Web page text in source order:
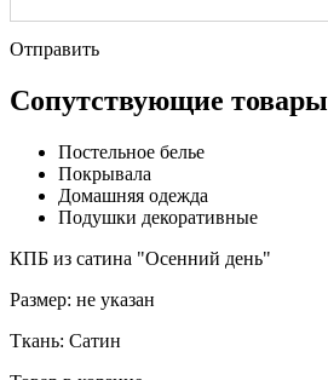
Отправить
Сопутствующие товары
Постельное белье
Покрывала
Домашняя одежда
Подушки декоративные
КПБ из сатина "Осенний день"
Размер: не указан
Ткань: Сатин